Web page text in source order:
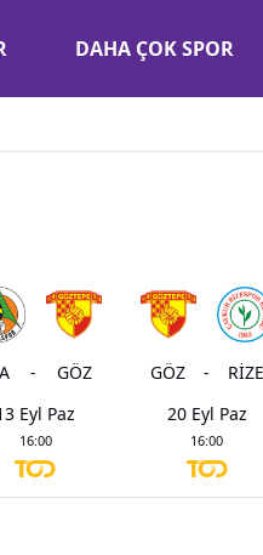
DAHA ÇOK SPOR
-
GÖZ
Eyl Paz
16:00
GÖZ -
RİZE
20 Eyl Paz
16:00